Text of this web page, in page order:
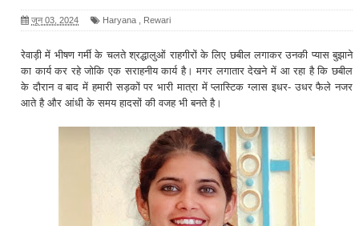
जून 03, 2024 Haryana Rewari
रेवाड़ी में भीषण गर्मी के चलते श्रद्धालुओं राहगीरों के लिए छबील लगाकर उनकी प्यास बुझाने
का कार्य कर रहे जोकि एक सराहनीय कार्य है। मगर लगातार देखने में आ रहा है कि छबील
के दौरान व बाद में हमारी सड़कों पर भारी मात्रा में प्लास्टिक ग्लास इधर- उधर फैले नजर
आते है और आंधी के समय हादसों की वजह भी बनते है।